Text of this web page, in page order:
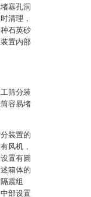
塞孔洞
清理，
石英砂
置内部
筛分装
容易堵
装置的
风机，
置有圆
箱体的
震组
部设置